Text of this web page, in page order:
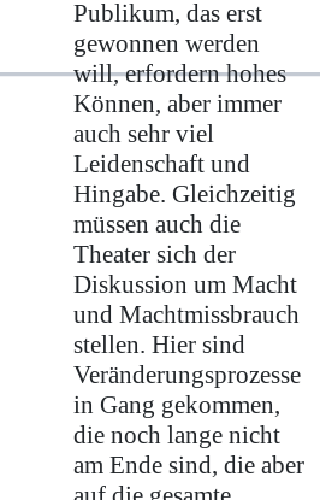
Publikum, das erst
gewonnen werden
will, erfordern hohes
Können, aber immer
auch sehr viel
Leidenschaft und
Hingabe. Gleichzeitig
müssen auch die
Theater sich der
Diskussion um Macht
und Machtmissbrauch
stellen. Hier sind
Veränderungsprozesse
in Gang gekommen,
die noch lange nicht
am Ende sind, die aber